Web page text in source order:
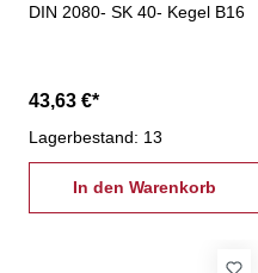
DIN 2080- SK 40- Kegel B16
43,63 €*
Lagerbestand: 13
In den Warenkorb